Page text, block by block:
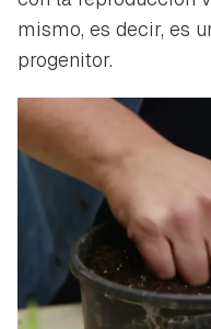
mismo, es decir, es
progenitor.